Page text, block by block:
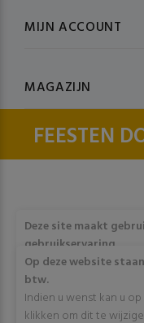
FEESTEN
MIJN ACCOUNT
MAGAZIJN
© fjestum 2020-
Deze site maakt
gebruikservaring
Door op "Akkoord" te
van deze website gaat
cookies. Wens je meer
op "Meer info".
Op deze website
btw.
Indien u wenst kan u
klikken om dit te